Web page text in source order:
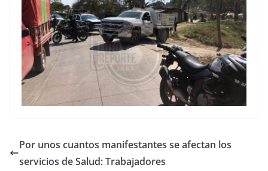
Por unos cuantos manifestantes se afectan los
servicios de Salud: Trabajadores